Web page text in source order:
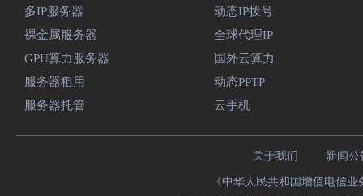
多IP服务器
裸金属服务器
GPU算力服务器
服务器租用
服务器托管
动态IP拨号
全球代理IP
国外云算力
动态PPTP
云手机
关于我们 新闻公
《中华人民共和国增值电信